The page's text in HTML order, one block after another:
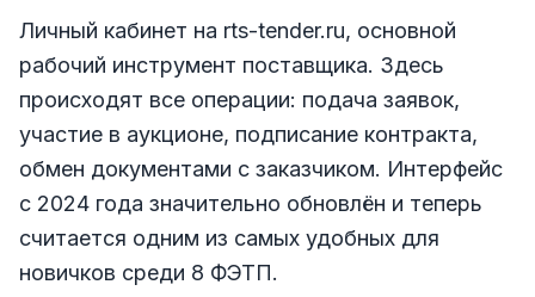
Личный кабинет на rts-tender.ru, основной
рабочий инструмент поставщика. Здесь
происходят все операции: подача заявок,
участие в аукционе, подписание контракта,
обмен документами с заказчиком. Интерфейс
с 2024 года значительно обновлён и теперь
считается одним из самых удобных для
новичков среди 8 ФЭТП.